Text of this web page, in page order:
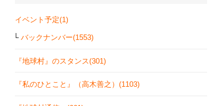
イベント予定(1)
バックナンバー(1553)
『地球村』のスタンス(301)
『私のひとこと』（高木善之）(1103)